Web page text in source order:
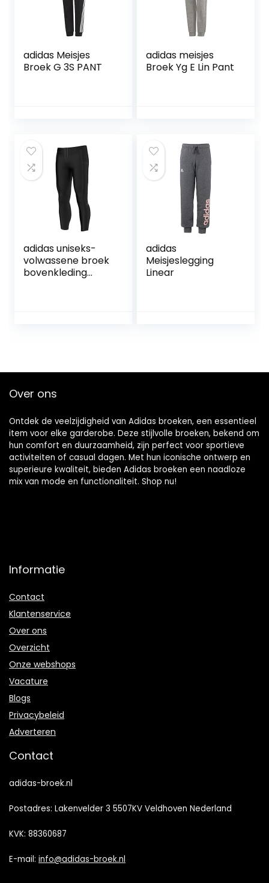
adidas Meisjes
Broek G 3S PANT
adidas meisjes
Broek Yg E Lin Pant
adidas uniseks-
volwassene broek
bovenkleding
adidas
Meisjeslegging
Linear
Over ons
Ontdek de veelzijdigheid van Adidas broeken, een essentieel
item voor elke garderobe. Deze stijlvolle broeken, bekend om
hun comfort en duurzaamheid, zijn perfect voor sportieve
activiteiten of casual dagen. Met hun iconische ontwerp en
superieure kwaliteit, bieden Adidas broeken een naadloze
mix van mode en functionaliteit. Shop nu!
Informatie
Contact
Klantenservice
Over ons
Overzicht
Onze webshops
Vacature
Blogs
Privacybeleid
Adverteren
Contact
adidas-broek.nl
Postadres: Lakenvelder 3 5507KV Veldhoven Nederland
KVK: 88360687
E-mail: info@adidas-broek.nl